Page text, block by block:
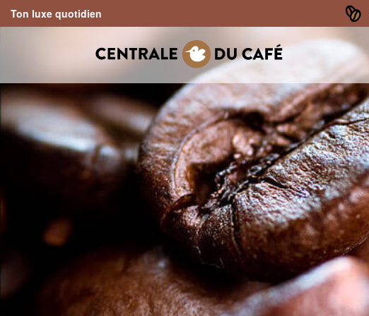
Skip to main navigation
Ton luxe quotidien